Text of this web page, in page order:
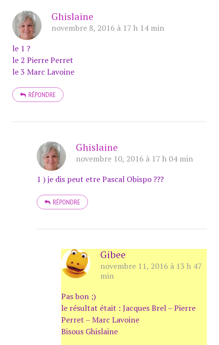
Ghislaine
novembre 8, 2016 à 17 h 14 min
le 1 ?
le 2 Pierre Perret
le 3 Marc Lavoine
RÉPONDRE
Ghislaine
novembre 10, 2016 à 17 h 04 min
1 ) je dis peut etre Pascal Obispo ???
RÉPONDRE
Gibee
novembre 11, 2016 à 13 h 47
min
Pas bon ;)
le résultat était : Jacques Brel – Pierre
Perret – Marc Lavoine
Bisous Ghislaine